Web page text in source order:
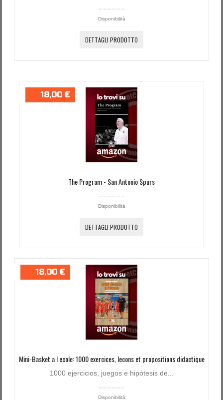
Disponibilità
DETTAGLI PRODOTTO
18,00 €
The Program - San Antonio Spurs
Disponibilità
DETTAGLI PRODOTTO
18,00 €
Mini-Basket a l ecole: 1000 exercices, lecons et propositions didactique
1000 ejercicios, juegos e hipótesis de...
Disponibilità